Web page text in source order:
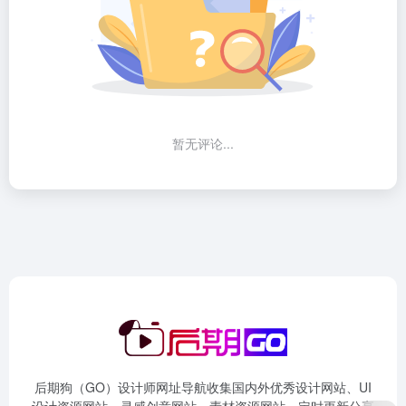
暂无评论...
后期狗（GO）设计师网址导航收集国内外优秀设计网站、UI